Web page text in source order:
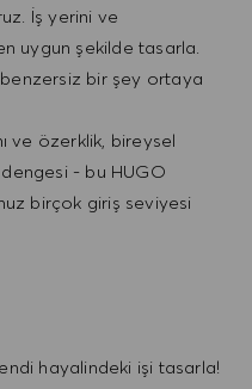
İş yerini ve
uygun şekilde tasarla.
benzersiz bir şey ortaya
ve özerklik, bireysel
- bu HUGO
birçok giriş seviyesi
hayalindeki işi tasarla!